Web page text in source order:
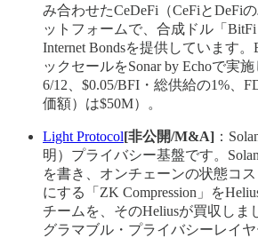
み合わせたCeDeFi（CeFiとDeFi
ットフォームで、合成ドル「BitFi
Internet Bondsを提供しています
ックセールをSonar by Echoで実
6/12、$0.05/BFI・総供給の1%、
価額）は$50M）。
Light Protocol[非公開/M&A] ：
明）プライバシー基盤です。
を書き、オンチェーンの状態コス
にする「ZK Compression」を
チームを、そのHeliusが買収しま
グラマブル・プライバシーレイ